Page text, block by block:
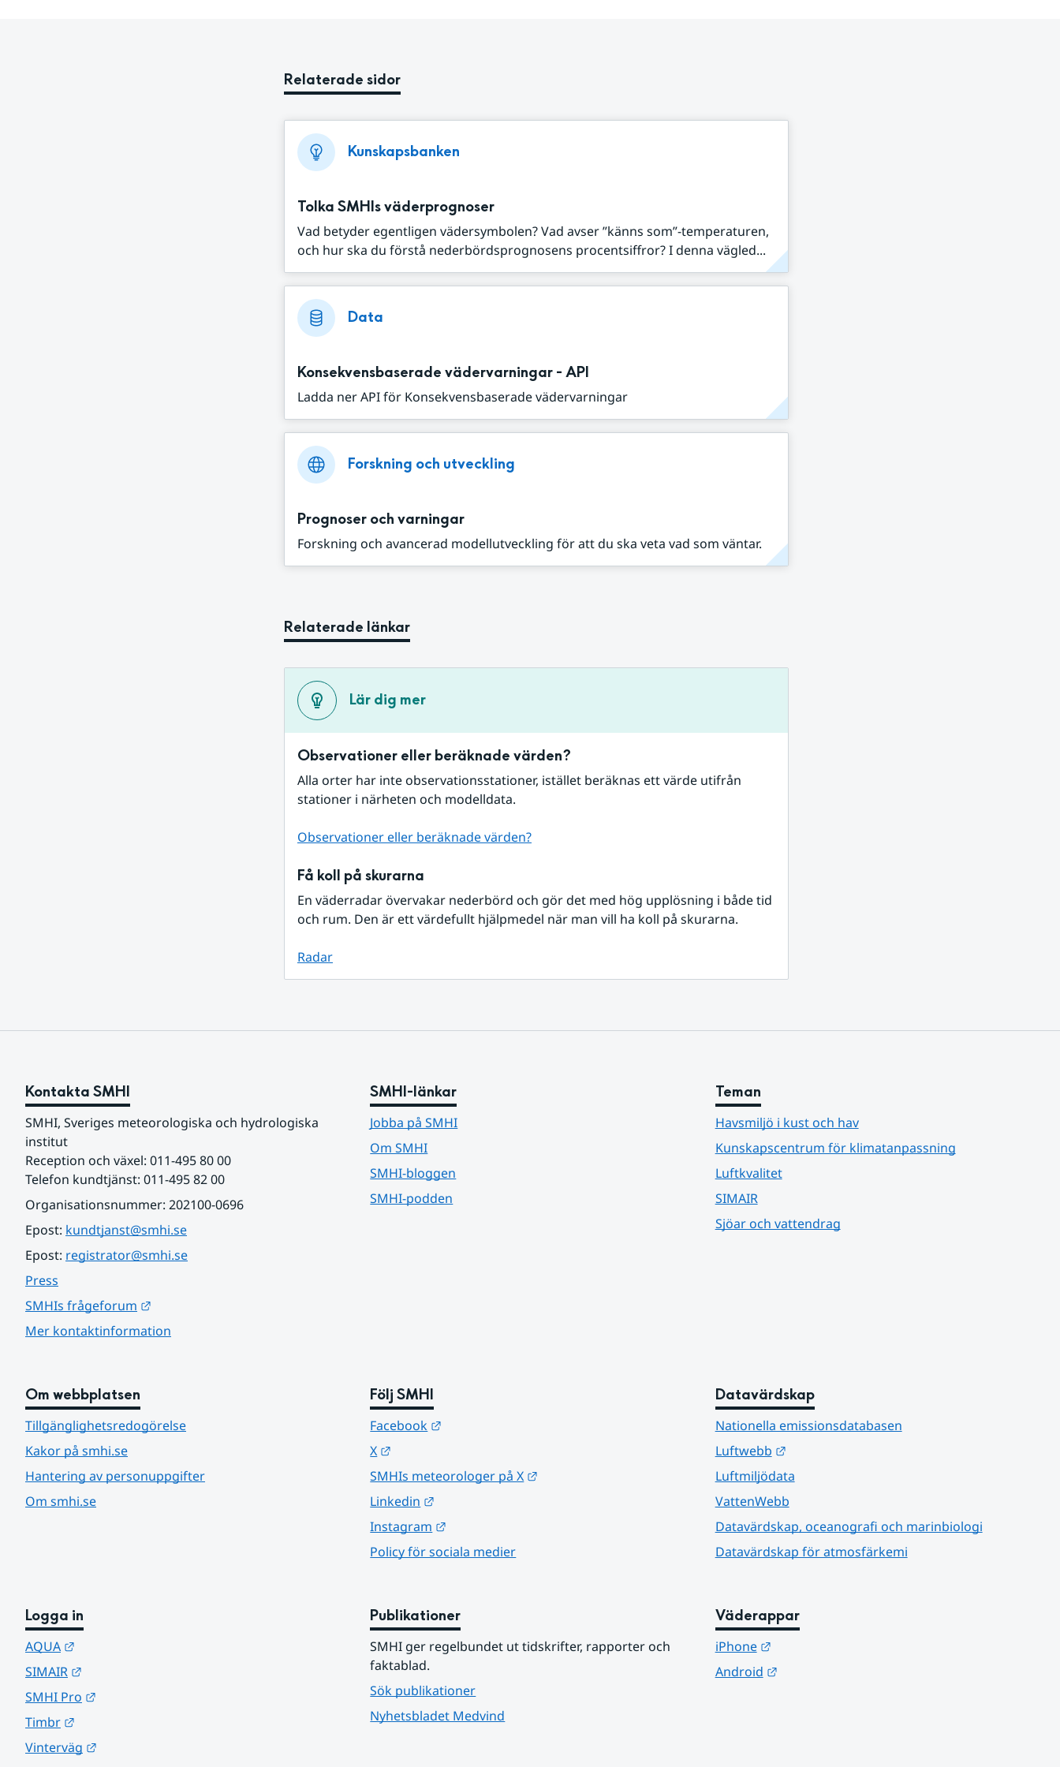
Relaterade sidor
Kunskapsbanken
Tolka SMHIs väderprognoser
Vad betyder egentligen vädersymbolen? Vad avser ”känns som”-temperaturen,
och hur ska du förstå nederbördsprognosens procentsiffror? I denna vägled...
Data
Konsekvensbaserade vädervarningar - API
Ladda ner API för Konsekvensbaserade vädervarningar
Forskning och utveckling
Prognoser och varningar
Forskning och avancerad modellutveckling för att du ska veta vad som väntar.
Relaterade länkar
Lär dig mer
Observationer eller beräknade värden?
Alla orter har inte observationsstationer, istället beräknas ett värde utifrån
stationer i närheten och modelldata.
Observationer eller beräknade värden?
Få koll på skurarna
En väderradar övervakar nederbörd och gör det med hög upplösning i både tid
och rum. Den är ett värdefullt hjälpmedel när man vill ha koll på skurarna.
Radar
Kontakta SMHI
SMHI, Sveriges meteorologiska och hydrologiska
institut
Reception och växel: 011-495 80 00
Telefon kundtjänst: 011-495 82 00
Organisationsnummer: 202100-0696
Epost: kundtjanst@smhi.se
Epost: registrator@smhi.se
Press
SMHIs frågeforum
Mer kontaktinformation
SMHI-länkar
Jobba på SMHI
Om SMHI
SMHI-bloggen
SMHI-podden
Teman
Havsmiljö i kust och hav
Kunskapscentrum för klimatanpassning
Luftkvalitet
SIMAIR
Sjöar och vattendrag
Om webbplatsen
Tillgänglighetsredogörelse
Kakor på smhi.se
Hantering av personuppgifter
Om smhi.se
Följ SMHI
Facebook
X
SMHIs meteorologer på X
Linkedin
Instagram
Policy för sociala medier
Datavärdskap
Nationella emissionsdatabasen
Luftwebb
Länk till annan webbplats.
Luftmiljödata
VattenWebb
Datavärdskap, oceanografi och marinbiologi
Datavärdskap för atmosfärkemi
Logga in
AQUA
SIMAIR
SMHI Pro
Timbr
Vinterväg
Publikationer
SMHI ger regelbundet ut tidskrifter, rapporter och
faktablad.
Sök publikationer
Nyhetsbladet Medvind
Väderappar
iPhone
Länk till annan webbplats.
Android
Länk till annan webbplats.